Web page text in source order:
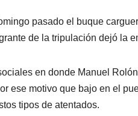
pasado el buque
de la tripulación dejó la
en donde Manuel
ese motivo que bajo en el
tipos de atentados.